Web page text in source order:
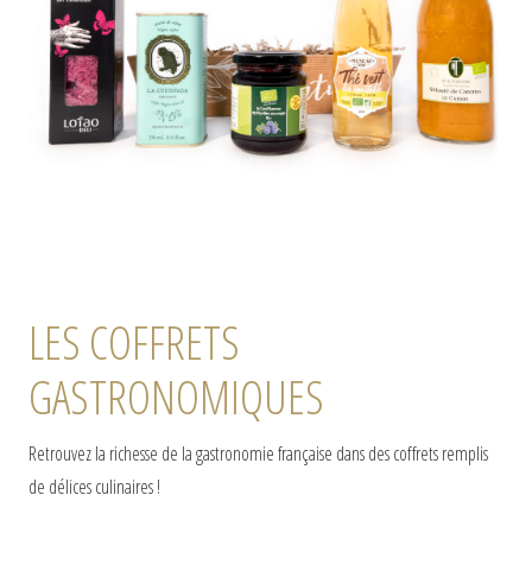
LES COFFRETS
GASTRONOMIQUES
Retrouvez la richesse de la gastronomie française dans des coffrets remplis
de délices culinaires !